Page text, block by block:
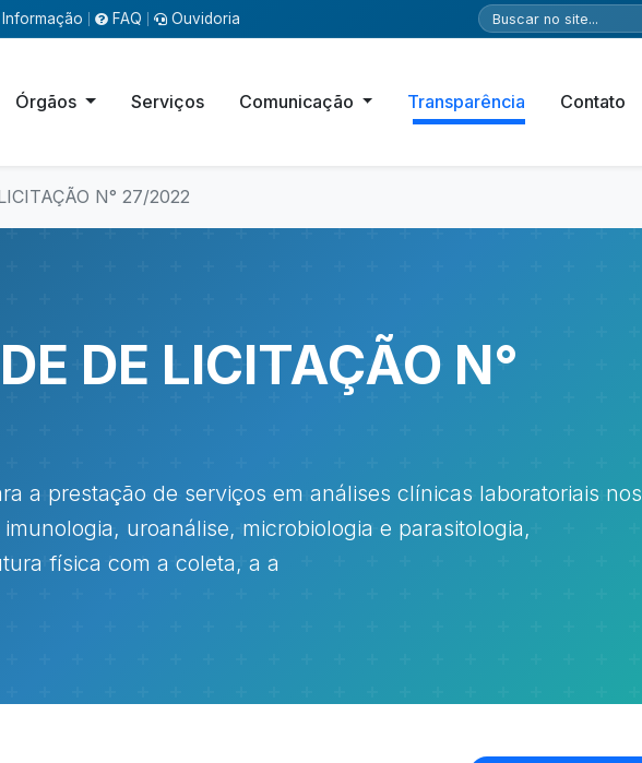
FAQ Ouvidoria
Órgãos Serviços Comunicação Transparência Contato
N° 27/2022
DE LICITAÇÃO N°
a prestação de serviços em análises clínicas laboratoriais nos
uroanálise, microbiologia e parasitologia,
física com a coleta, a a